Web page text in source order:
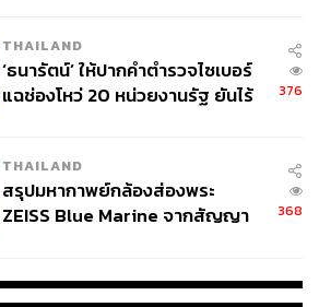
THAILAND
‘ธนารัตน์’ ให้ปากคำตำรวจไซเบอร์
แฉช่องโหว่ 20 หน่วยงานรัฐ ยันไร้
376
THAILAND
สรุปมหากาพย์กล้องส่องพระ
ZEISS Blue Marine จากสัญญา
จ่ายหนี้-แอบระบุแบรนด์
368